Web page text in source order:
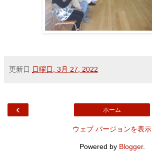
更新日 日曜日, 3月 27, 2022
‹ ホーム
ウェブ バージョンを表示
Powered by Blogger.